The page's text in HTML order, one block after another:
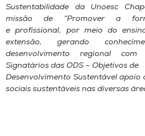
Sustentabilidade da Unoesc
missão de “Promover a
e profissional, por meio do
extensão, gerando
desenvolvimento regional com
Signatários das ODS – Objetivos de
Desenvolvimento Sustentável apoio
sociais sustentáveis nas diversas